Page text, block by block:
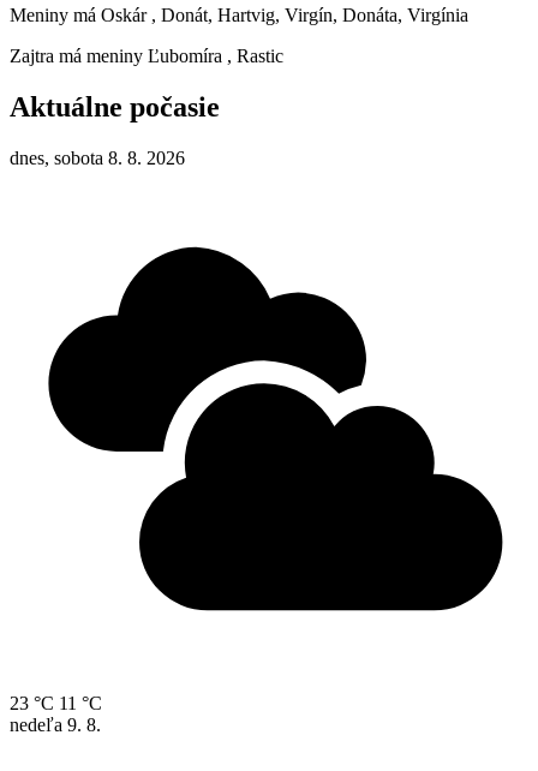
Meniny má Oskár , Donát, Hartvig, Virgín, Donáta, Virgínia
Zajtra má meniny Ľubomíra , Rastic
Aktuálne počasie
dnes, sobota 8. 8. 2026
23 °C 11 °C
nedeľa 9. 8.